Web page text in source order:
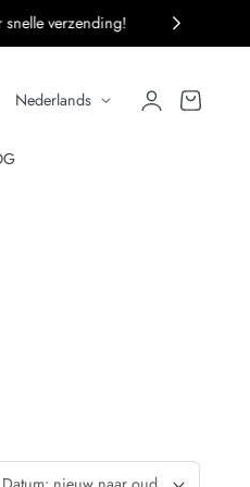
snelle verzending!
T
A
Nederlands Inloggen
Winkelwagen